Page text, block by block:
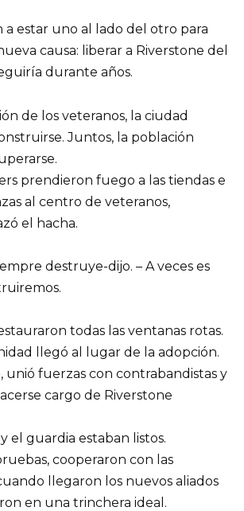
a estar uno al lado del otro para
causa: liberar a Riverstone del
durante años.
de los veteranos, la ciudad
Juntos, la población
prendieron fuego a las tiendas e
al centro de veteranos,
el hacha.
destruye-dijo. – A veces es
todas las ventanas rotas.
llegó al lugar de la adopción.
unió fuerzas con contrabandistas y
cargo de Riverstone
el guardia estaban listos.
cooperaron con las
llegaron los nuevos aliados
en una trinchera ideal.